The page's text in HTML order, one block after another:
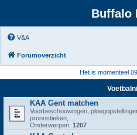
Buffalo
V&A
Forumoverzicht
Het is momenteel
KAA Gent matchen
Voorbeschouwingen,
pronostieken, ...
Onderwerpen: 1207